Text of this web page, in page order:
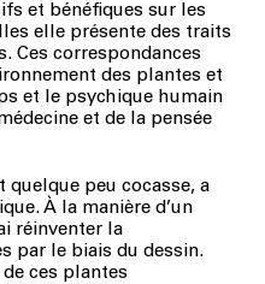
et bénéfiques sur les
elle présente des traits
Ces correspondances
des plantes et
et le psychique humain
et de la pensée
quelque peu cocasse, a
À la manière d’un
réinventer la
par le biais du dessin.
de ces plantes